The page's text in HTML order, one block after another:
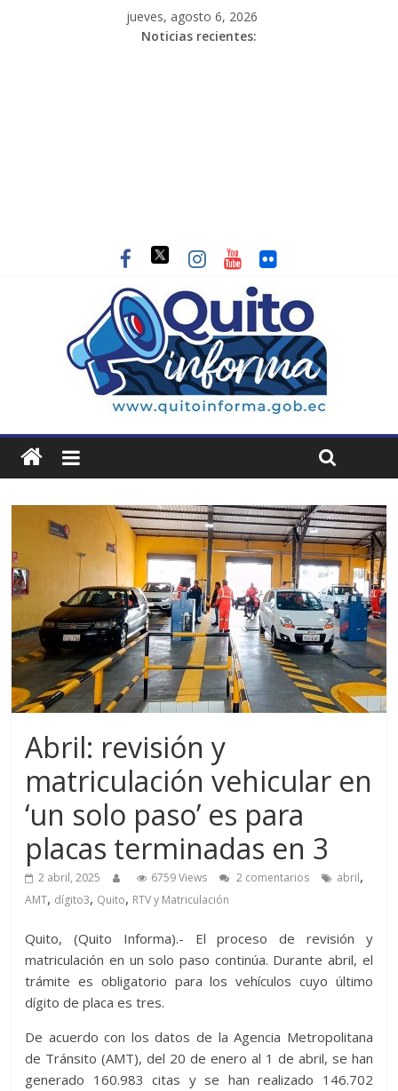
jueves, agosto 6, 2026
Noticias recientes:
Abril: revisión y
matriculación vehicular en
‘un solo paso’ es para
placas terminadas en 3
2 abril, 2025 6759 Views 2 comentarios abril,
AMT, dígito3, Quito, RTV y Matriculación
Quito, (Quito Informa).- El proceso de revisión y
matriculación en un solo paso continúa. Durante abril, el
trámite es obligatorio para los vehículos cuyo último
dígito de placa es tres.
De acuerdo con los datos de la Agencia Metropolitana
de Tránsito (AMT), del 20 de enero al 1 de abril, se han
generado 160.983 citas y se han realizado 146.702